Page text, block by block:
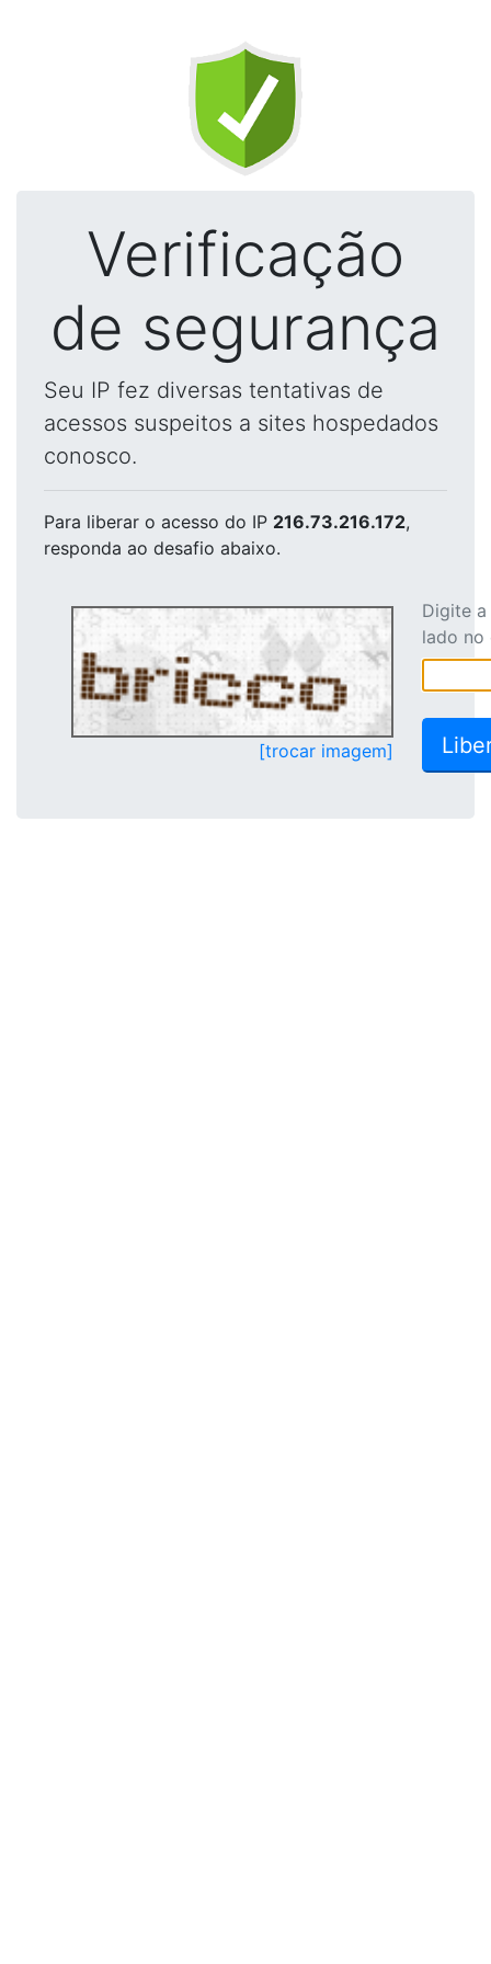
Verificação
de segurança
Seu IP fez diversas tentativas de
acessos suspeitos a sites hospedados
conosco.
Para liberar o acesso do IP 216.73.216.172,
responda ao desafio abaixo.
[trocar imagem]
Digite
lado no